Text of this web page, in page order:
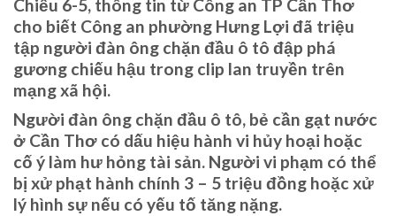
Chiều 6-5, thông tin từ Công an TP Cần Thơ
cho biết Công an phường Hưng Lợi đã triệu
tập người đàn ông chặn đầu ô tô đập phá
gương chiếu hậu trong clip lan truyền trên
mạng xã hội.
Người đàn ông chặn đầu ô tô, bẻ cần gạt nước
ở Cần Thơ có dấu hiệu hành vi hủy hoại hoặc
cố ý làm hư hỏng tài sản. Người vi phạm có thể
bị xử phạt hành chính 3 – 5 triệu đồng hoặc xử
lý hình sự nếu có yếu tố tăng nặng.